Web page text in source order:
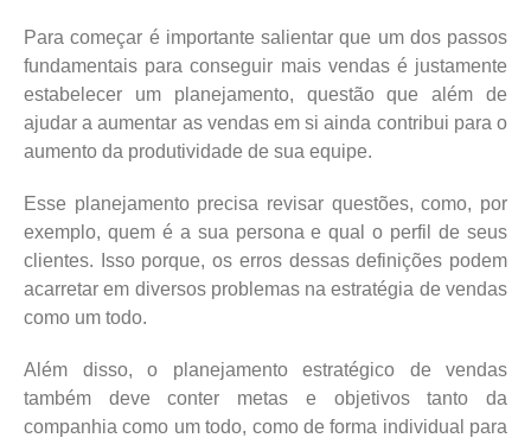
Para começar é importante salientar que um dos passos
fundamentais para conseguir mais vendas é justamente
estabelecer um planejamento, questão que além de
ajudar a aumentar as vendas em si ainda contribui para o
aumento da produtividade de sua equipe.
Esse planejamento precisa revisar questões, como, por
exemplo, quem é a sua persona e qual o perfil de seus
clientes. Isso porque, os erros dessas definições podem
acarretar em diversos problemas na estratégia de vendas
como um todo.
Além disso, o planejamento estratégico de vendas
também deve conter metas e objetivos tanto da
companhia como um todo, como de forma individual para